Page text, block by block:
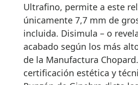
Ultrafino, permite a este
únicamente 7,7 mm de
incluida. Disimula – o
acabado según los más
de la Manufactura
certificación estética y